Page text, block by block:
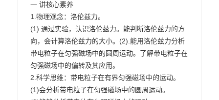
一 讲核心素养
1.物理观念：洛伦兹力。
(1).通过实验，认识洛伦兹力。能判断洛伦兹力的方
向，会计算洛伦兹力的大小。(2).能用洛伦兹力分析
带电粒子在匀强磁场中的圆周运动。了解带电粒子在
匀强磁场中的偏转及其应用。
2.科学思维：带电粒子在有界匀强磁场中的运动。
(1)会分析带电粒子在匀强磁场中的圆周运动。